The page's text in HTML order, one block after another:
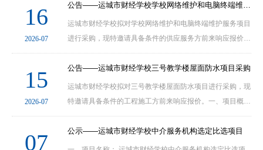
16
2026-07
公告——运城市财经学校学校网络维护和电脑终端维护服务项目采购
运城市财经学校拟对学校网络维护和电脑终端维护服务项目
进行采购，现特邀请具备条件的供应服务方前来响应报价。
一、项目概况1、项目名称: 运城市财经学校学校网络维护和
15
2026-07
公告——运城市财经学校三号教学楼屋面防水项目采购
运城市财经学校拟对三号教学楼屋面防水项目进行采购，现
特邀请具备条件的工程施工方前来响应报价。一、项目概况
1、项目名称: 运城市财经学校三号教学楼屋面防水项目2、
07 公示——运城市财经学校中介服务机构选定比选项目